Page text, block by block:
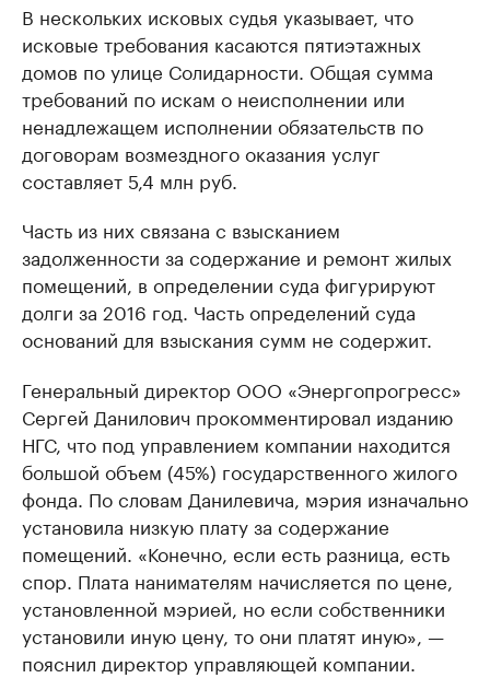
В нескольких исковых судья указывает, что
исковые требования касаются пятиэтажных
домов по улице Солидарности. Общая сумма
требований по искам о неисполнении или
ненадлежащем исполнении обязательств по
договорам возмездного оказания услуг
составляет 5,4 млн руб.
Часть из них связана с взысканием
задолженности за содержание и ремонт жилых
помещений, в определении суда фигурируют
долги за 2016 год. Часть определений суда
оснований для взыскания сумм не содержит.
Генеральный директор ООО «Энергопрогресс»
Сергей Данилович прокомментировал изданию
НГС, что под управлением компании находится
большой объем (45%) государственного жилого
фонда. По словам Данилевича, мэрия изначально
установила низкую плату за содержание
помещений. «Конечно, если есть разница, есть
спор. Плата нанимателям начисляется по цене,
установленной мэрией, но если собственники
установили иную цену, то они платят иную», —
пояснил директор управляющей компании.